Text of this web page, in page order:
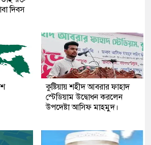
দিবস
কুষ্টিয়ায় শহীদ আবরার ফাহাদ
স্টেডিয়াম উদ্বোধন করলেন
উপদেষ্টা আসিফ মাহমুদ।